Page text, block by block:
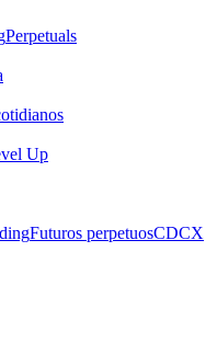
Perpetuals
Up
Futuros perpetuosCDCX